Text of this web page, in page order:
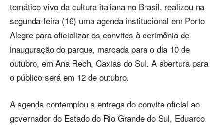
temático vivo da cultura italiana no Brasil, realizou na
segunda-feira (16) uma agenda institucional em Porto
Alegre para oficializar os convites à cerimônia de
inauguração do parque, marcada para o dia 10 de
outubro, em Ana Rech, Caxias do Sul. A abertura para
o público será em 12 de outubro.
A agenda contemplou a entrega do convite oficial ao
governador do Estado do Rio Grande do Sul, Eduardo